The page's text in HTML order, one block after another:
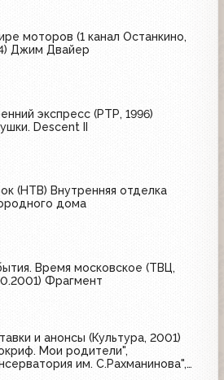
моторов (1 канал Останкино,
Джим Двайер
экспресс (РТР, 1996)
Descent II
(НТВ) Внутренняя отделка
дома
Время московское (ТВЦ,
Фрагмент
и анонсы (Культура, 2001)
Мои родители",
им. С.Рахманинова",